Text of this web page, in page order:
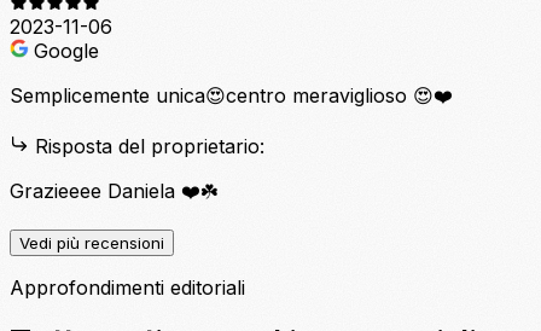
2023-11-06
Google
Semplicemente unica😍centro meraviglioso 😍❤️
Risposta del proprietario:
Grazieeee Daniela ❤️☘️
Vedi più recensioni
Approfondimenti editoriali